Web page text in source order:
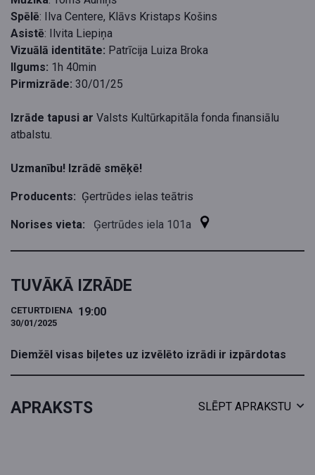
Spēlē: Ilva Centere, Klāvs Kristaps Košins
Asistē: Ilvita Liepiņa
Vizuālā identitāte: Patrīcija Luiza Broka
Ilgums: 1h 40min
Pirmizrāde: 30/01/25
Izrāde tapusi ar Valsts Kultūrkapitāla fonda finansiālu
atbalstu.
Uzmanību! Izrādē smēķē!
Producents: Ģertrūdes ielas teātris
Norises vieta: Ģertrūdes iela 101a
TUVĀKĀ IZRĀDE
CETURTDIENA
30/01/2025
19:00
Diemžēl visas biļetes uz izvēlēto izrādi ir izpārdotas
APRAKSTS SLĒPT APRAKSTU